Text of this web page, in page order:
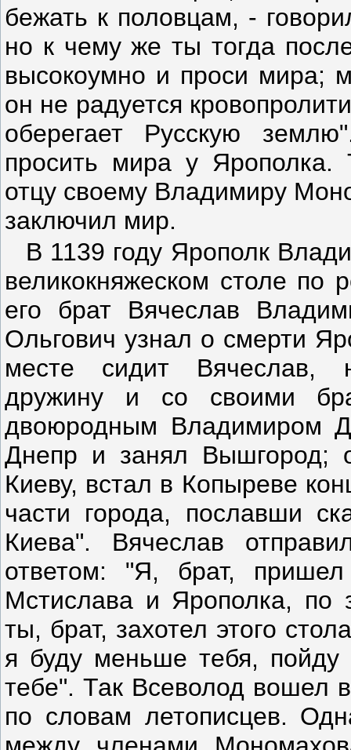
бежать к половцам, -
но к чему же ты тогда
высокоумно и проси мира;
он не радуется
оберегает Русскую
просить мира у Ярополка.
отцу своему Владимиру
заключил мир.
В 1139 году Ярополк
великокняжеском столе по
его брат Вячеслав
Ольгович узнал о смерти
месте сидит Вячеслав,
дружину и со своими
двоюродным Владимиром
Днепр и занял Вышгород;
Киеву, встал в Копыреве
части города, пославши
Киева". Вячеслав
ответом: "Я, брат,
Мстислава и Ярополка,
ты, брат, захотел этого
я буду меньше тебя,
тебе". Так Всеволод вошел
по словам летописцев.